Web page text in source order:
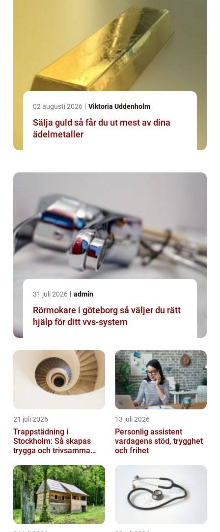
02 augusti 2026 Viktoria Uddenholm
Sälja guld så får du ut mest av dina
ädelmetaller
31 juli 2026 admin
Rörmokare i göteborg så väljer du rätt
hjälp för ditt vvs-system
21 juli 2026
Trappstädning i
Stockholm: Så skapas
trygga och trivsamma
13 juli 2026
Personlig assistent
vardagens stöd, trygghet
och frihet